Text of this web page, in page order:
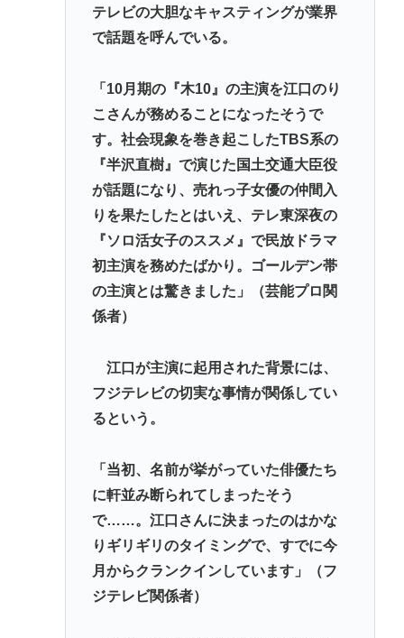
氷河期世代『ルッキズムが一番酷かったのは00年
代、こういうチャラい外見の男が街に溢れかえって
【昆虫食】食用コオロギビジネスで破産したグリラ
ス社長 みんなにコオロギ食を広める為にリベンジ
【日本水産物輸入禁止に釈明が必要】 韓国のCPTPP
加盟への課題を関西外大教授に聞く 李大統領に
「政治利用」の過去
【徹底討論】ワイ(48)無職はこのまま逃げ切れるのか
【皇室】 宮内庁長官実力行使 愛子天皇実現へ！
【朗報】佐倉綾音さん（32）、自分のシコポイント
に気づいてしまうwww
Powered by livedoor 相互RSS
テレビの大胆なキャスティングが業界
で話題を呼んでいる。
「10月期の『木10』の主演を江口のり
こさんが務めることになったそうで
す。社会現象を巻き起こしたTBS系の
『半沢直樹』で演じた国土交通大臣役
が話題になり、売れっ子女優の仲間入
りを果たしたとはいえ、テレ東深夜の
『ソロ活女子のススメ』で民放ドラマ
初主演を務めたばかり。ゴールデン帯
の主演とは驚きました」（芸能プロ関
係者）
江口が主演に起用された背景には、
フジテレビの切実な事情が関係してい
るという。
「当初、名前が挙がっていた俳優たち
に軒並み断られてしまったそう
で……。江口さんに決まったのはかな
りギリギリのタイミングで、すでに今
月からクランクインしています」（フ
ジテレビ関係者）